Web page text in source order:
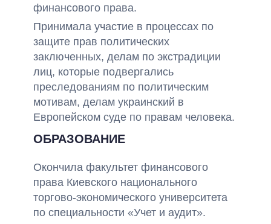
финансового права.
Принимала участие в процессах по
защите прав политических
заключенных, делам по экстрадиции
лиц, которые подвергались
преследованиям по политическим
мотивам, делам украинский в
Европейском суде по правам человека.
ОБРАЗОВАНИЕ
Окончила факультет финансового
права Киевского национального
торгово-экономического университета
по специальности «Учет и аудит».